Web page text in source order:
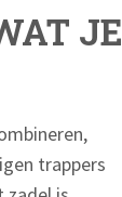
JE
trappers